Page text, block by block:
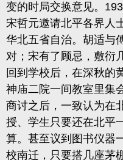
变的时局交换意见。
宋哲元邀请北平各界人
华北五省自治。胡适与
对；宋有了顾忌，敷衍
回到学校后，在深秋的
神庙二院一间教室里集
商讨之后，一致认为在
授、学生只要还在北平
算。甚至议到图书仪器
校南迁，只要搭几座茅